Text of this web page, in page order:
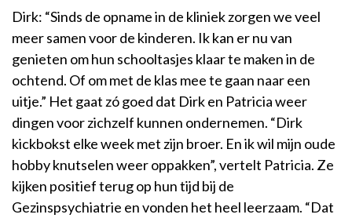
Dirk: “Sinds de opname in de kliniek zorgen we veel
meer samen voor de kinderen. Ik kan er nu van
genieten om hun schooltasjes klaar te maken in de
ochtend. Of om met de klas mee te gaan naar een
uitje.” Het gaat zó goed dat Dirk en Patricia weer
dingen voor zichzelf kunnen ondernemen. “Dirk
kickbokst elke week met zijn broer. En ik wil mijn oude
hobby knutselen weer oppakken”, vertelt Patricia. Ze
kijken positief terug op hun tijd bij de
Gezinspsychiatrie en vonden het heel leerzaam. “Dat